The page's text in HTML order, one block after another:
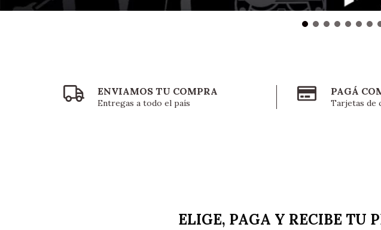
ENVIAMOS TU COMPRA
Entregas a todo el país
PAGÁ
Tarjetas de
ELIGE, PAGA Y RECIBE TU